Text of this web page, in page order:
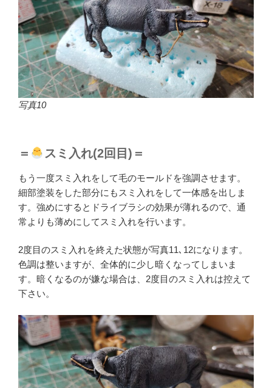
写真10
＝ スミ入れ(2回目)＝
もう一度スミ入れをして毛のモールドを強調させます。
細部塗装をした部分にもスミ入れをして一体感を出しま
す。強めにするとドライブラシの効果が薄れるので、通
常よりも薄めにしてスミ入れを行います。
2度目のスミ入れを終えた状態が写真11､12になります。
色調は整いますが、全体的に少し暗くなってしまいま
す。暗くなるのが嫌な場合は、2度目のスミ入れは控えて
下さい。